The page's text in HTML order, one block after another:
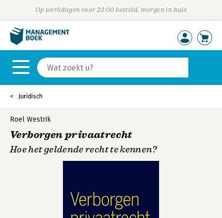
Op werkdagen voor 23:00 besteld, morgen in huis
Juridisch
Roel Westrik
Verborgen privaatrecht
Hoe het geldende recht te kennen?